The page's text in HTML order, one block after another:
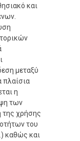
και
μεταξύ
πλαίσια
η
των
της χρήσης
του
καθώς και